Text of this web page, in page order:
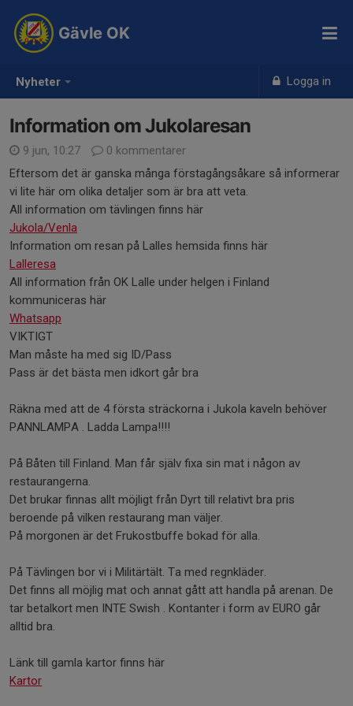
Nyheter Logga in
Gävle OK
Information om Jukolaresan
9 jun, 10:27
0 kommentarer
Eftersom det är ganska många förstagångsåkare så informerar
vi lite här om olika detaljer som är bra att veta.
All information om tävlingen finns här
Jukola/Venla
Information om resan på Lalles hemsida finns här
Lalleresa
All information från OK Lalle under helgen i Finland
kommuniceras här
Whatsapp
VIKTIGT
Man måste ha med sig ID/Pass
Pass är det bästa men idkort går bra
Räkna med att de 4 första sträckorna i Jukola kaveln behöver
PANNLAMPA . Ladda Lampa!!!!
På Båten till Finland. Man får själv fixa sin mat i någon av
restaurangerna.
Det brukar finnas allt möjligt från Dyrt till relativt bra pris
beroende på vilken restaurang man väljer.
På morgonen är det Frukostbuffe bokad för alla.
På Tävlingen bor vi i Militärtält. Ta med regnkläder.
Det finns all möjlig mat och annat gått att handla på arenan. De
tar betalkort men INTE Swish . Kontanter i form av EURO går
alltid bra.
Länk till gamla kartor finns här
Kartor